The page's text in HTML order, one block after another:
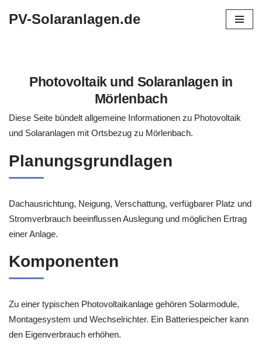
PV-Solaranlagen.de
Photovoltaik und Solaranlagen in
Mörlenbach
Diese Seite bündelt allgemeine Informationen zu Photovoltaik
und Solaranlagen mit Ortsbezug zu Mörlenbach.
Planungsgrundlagen
Dachausrichtung, Neigung, Verschattung, verfügbarer Platz und
Stromverbrauch beeinflussen Auslegung und möglichen Ertrag
einer Anlage.
Komponenten
Zu einer typischen Photovoltaikanlage gehören Solarmodule,
Montagesystem und Wechselrichter. Ein Batteriespeicher kann
den Eigenverbrauch erhöhen.